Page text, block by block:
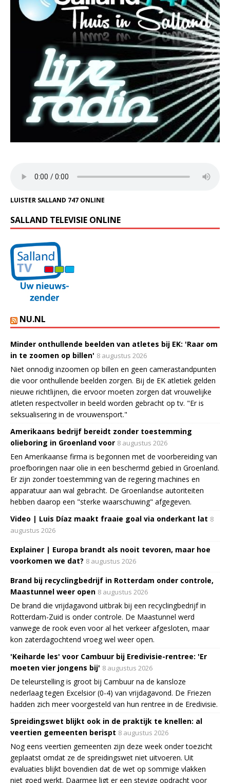
LUISTER SALLAND 747 ONLINE
SALLAND TELEVISIE ONLINE
NU.NL
Minder onthullende beelden van atletes bij EK: 'Raar om
in te zoomen op billen' 8 augustus 2026
Niet onnodig inzoomen op billen en geen camerastandpunten
die voor onthullende beelden zorgen. Bij de EK atletiek gelden
nieuwe richtlijnen, die ervoor moeten zorgen dat vrouwelijke
atleten respectvoller in beeld worden gebracht op tv. "Er is
seksualisering in de vrouwensport."
Amerikaans bedrijf bereidt zonder toestemming
olieboring in Groenland voor 8 augustus 2026
Een Amerikaanse firma is begonnen met de voorbereiding van
proefboringen naar olie in een beschermd gebied in Groenland.
Er zijn zonder toestemming van de regering machines en
apparatuur aan wal gebracht. De Groenlandse autoriteiten
hebben daarop een "sterke waarschuwing" afgegeven.
Video | Luis Díaz maakt fraaie goal via onderkant lat 8
augustus 2026
Explainer | Europa brandt als nooit tevoren, maar hoe
voorkomen we dat? 8 augustus 2026
Brand bij recyclingbedrijf in Rotterdam onder controle,
Maastunnel weer open 8 augustus 2026
De brand die vrijdagavond uitbrak bij een recyclingbedrijf in
Rotterdam-Zuid is onder controle. De Maastunnel werd
vanwege de rook even voor al het verkeer afgesloten, maar
kon zaterdagochtend vroeg wel weer open.
'Keiharde les' voor Cambuur bij Eredivisie-rentree: 'Er
moeten vier jongens bij' 8 augustus 2026
De teleurstelling is groot bij Cambuur na de kansloze
nederlaag tegen Excelsior (0-4) van vrijdagavond. De Friezen
hadden zich meer voorgesteld van hun rentree in de Eredivisie.
Spreidingswet blijkt ook in de praktijk te knellen: al
veertien gemeenten berispt 8 augustus 2026
Nog eens veertien gemeenten zijn deze week onder toezicht
geplaatst omdat ze de spreidingswet niet uitvoeren. Uit
evaluaties blijkt bovendien dat de wet op sommige vlakken
niet goed werkt. Daarmee ligt er een stevige opdracht voor